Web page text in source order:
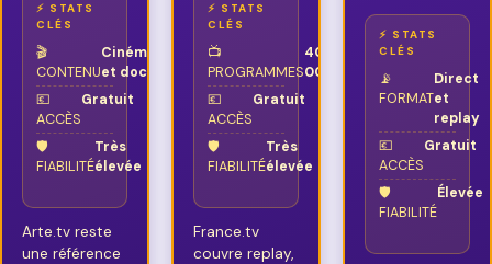
⚡ STATS
CLÉS
🎬
CONTENU
Cinéma
et docs
💶
ACCÈS
Gratuit
🛡️
FIABILITÉ
Très
élevée
Arte.tv reste
une référence
⚡ STATS
CLÉS
📺
PROGRAMMES
40
000+
💶
ACCÈS
Gratuit
🛡️
FIABILITÉ
Très
élevée
France.tv
couvre replay,
⚡ STATS
CLÉS
📡
FORMAT
Direct
et
replay
💶
ACCÈS
Gratuit
🛡️
FIABILITÉ
Élevée